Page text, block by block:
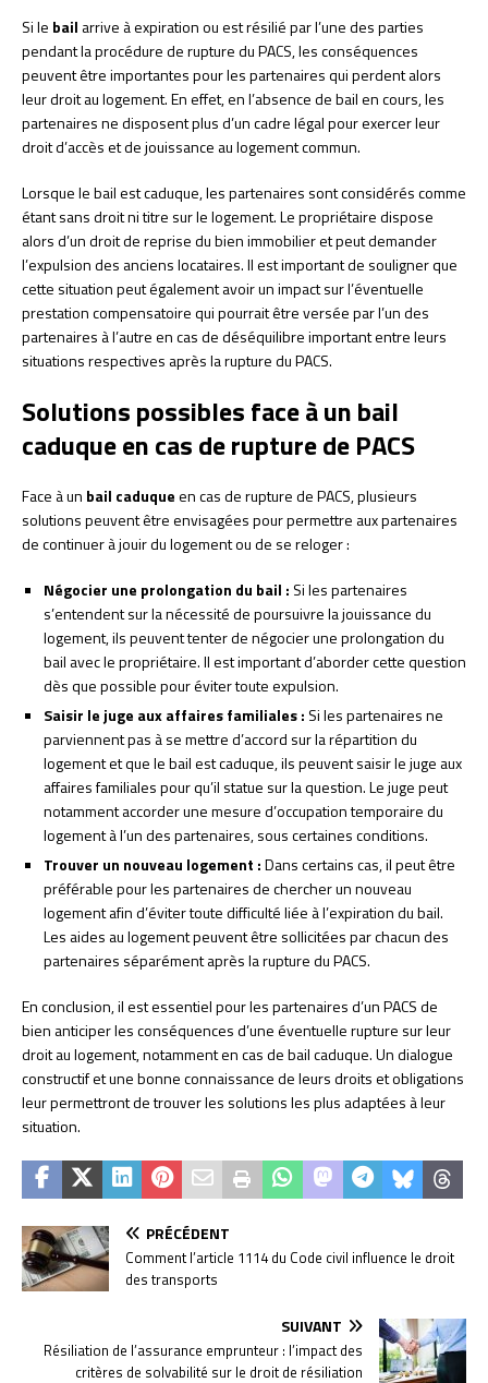
Si le bail arrive à expiration ou est résilié par l’une des parties
pendant la procédure de rupture du PACS, les conséquences
peuvent être importantes pour les partenaires qui perdent alors
leur droit au logement. En effet, en l’absence de bail en cours, les
partenaires ne disposent plus d’un cadre légal pour exercer leur
droit d’accès et de jouissance au logement commun.
Lorsque le bail est caduque, les partenaires sont considérés comme
étant sans droit ni titre sur le logement. Le propriétaire dispose
alors d’un droit de reprise du bien immobilier et peut demander
l’expulsion des anciens locataires. Il est important de souligner que
cette situation peut également avoir un impact sur l’éventuelle
prestation compensatoire qui pourrait être versée par l’un des
partenaires à l’autre en cas de déséquilibre important entre leurs
situations respectives après la rupture du PACS.
Solutions possibles face à un bail
caduque en cas de rupture de PACS
Face à un bail caduqueen cas de rupture de PACS, plusieurs
solutions peuvent être envisagées pour permettre aux partenaires
de continuer à jouir du logement ou de se reloger :
Négocier une prolongation du bail : Si les partenaires
s’entendent sur la nécessité de poursuivre la jouissance du
logement, ils peuvent tenter de négocier une prolongation du
bail avec le propriétaire. Il est important d’aborder cette question
dès que possible pour éviter toute expulsion.
Saisir le juge aux affaires familiales : Si les partenaires ne
parviennent pas à se mettre d’accord sur la répartition du
logement et que le bail est caduque, ils peuvent saisir le juge aux
affaires familiales pour qu’il statue sur la question. Le juge peut
notamment accorder une mesure d’occupation temporaire du
logement à l’un des partenaires, sous certaines conditions.
Trouver un nouveau logement :Dans certains cas, il peut être
préférable pour les partenaires de chercher un nouveau
logement afin d’éviter toute difficulté liée à l’expiration du bail.
Les aides au logement peuvent être sollicitées par chacun des
partenaires séparément après la rupture du PACS.
En conclusion, il est essentiel pour les partenaires d’un PACS de
bien anticiper les conséquences d’une éventuelle rupture sur leur
droit au logement, notamment en cas de bail caduque. Un dialogue
constructif et une bonne connaissance de leurs droits et obligations
leur permettront de trouver les solutions les plus adaptées à leur
situation.
PRÉCÉDENT
Comment l’article 1114 du Code civil influence le droit
des transports
SUIVANT
Résiliation de l’assurance emprunteur : l’impact des
critères de solvabilité sur le droit de résiliation